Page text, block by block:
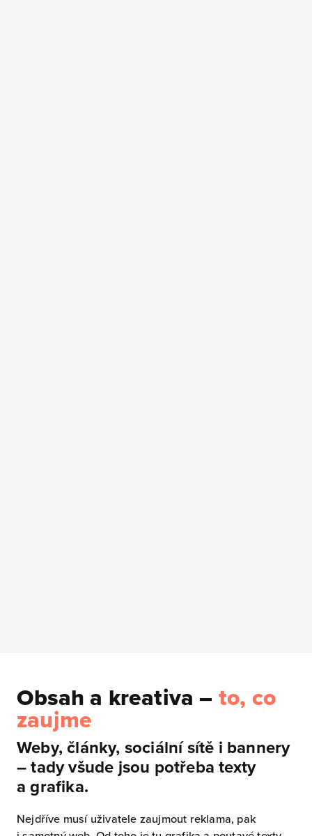
Obsah a kreativa – to, co
zaujme
Weby, články, sociální sítě i bannery
– tady všude jsou potřeba texty
a grafika.
Nejdříve musí uživatele zaujmout reklama, pak